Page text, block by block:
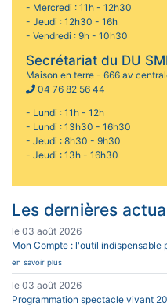
- Mercredi : 11h - 12h30
- Jeudi : 12h30 - 16h
- Vendredi : 9h - 10h30
Secrétariat du DU
Maison en terre - 666 av
04 76 82 56 44
- Lundi : 11h - 12h
- Lundi : 13h30 - 16h30
- Jeudi : 8h30 - 9h30
- Jeudi : 13h - 16h30
Les dernières
le 03 août 2026
Mon Compte : l'outil
en savoir plus
le 03 août 2026
Programmation spectacle vivant